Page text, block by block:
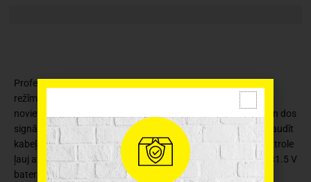
Profesionālais induktīvā sprieguma testeris ļauj bezkontakta
režīmā pārbaudīt, vai kabelim ir spriegums. Kad ierīce tiek
novietota pie stieples, tā ar induktīvo metodi noteiks strāvu un dos
signālu, izmantojot LED diodes un skaņas signālu. Ļauj pārbaudīt
kabeļa integritāti un atrast bojājuma vietu, 2 joslu jutības kontrole
ļauj atklāt kabeļus pat sienās. Paredzēts lietošanai ar AAA 2×1.5 V
baterijām, ir automātiskā izslēgšanās funkcijai. Sprieguma